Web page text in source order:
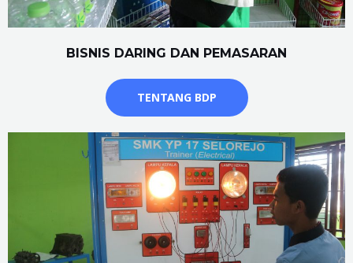
BISNIS DARING DAN PEMASARAN
TENTANG BDP